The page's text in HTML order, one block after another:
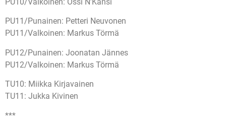
PU11/Punainen: Petteri Neuvonen
PU11/Valkoinen: Markus Törmä
PU12/Punainen: Joonatan Jännes
PU12/Valkoinen: Markus Törmä
TU10: Miikka Kirjavainen
TU11: Jukka Kivinen
***